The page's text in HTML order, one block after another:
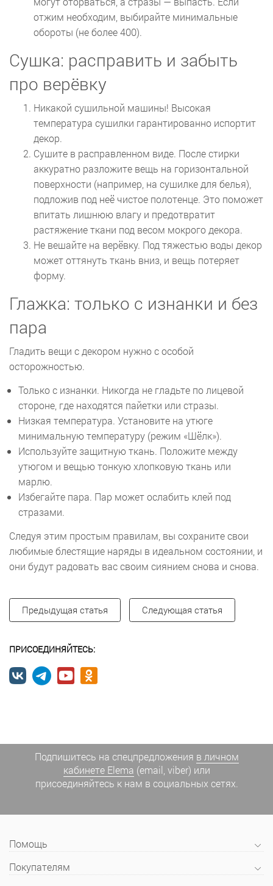
отжим необходим, выбирайте минимальные
обороты (не более 400).
Сушка: расправить и забыть
про верёвку
Никакой сушильной машины! Высокая
температура сушилки гарантированно испортит
декор.
Сушите в расправленном виде. После стирки
аккуратно разложите вещь на горизонтальной
поверхности (например, на сушилке для белья),
подложив под неё чистое полотенце. Это поможет
впитать лишнюю влагу и предотвратит
растяжение ткани под весом мокрого декора.
Не вешайте на верёвку. Под тяжестью воды декор
может оттянуть ткань вниз, и вещь потеряет
форму.
Глажка: только с изнанки и без
пара
Гладить вещи с декором нужно с особой
осторожностью.
Только с изнанки. Никогда не гладьте по лицевой
стороне, где находятся пайетки или стразы.
Низкая температура. Установите на утюге
минимальную температуру (режим «Шёлк»).
Используйте защитную ткань. Положите между
утюгом и вещью тонкую хлопковую ткань или
марлю.
Избегайте пара. Пар может ослабить клей под
стразами.
Следуя этим простым правилам, вы сохраните свои
любимые блестящие наряды в идеальном состоянии, и
они будут радовать вас своим сиянием снова и снова.
Предыдущая статья Следующая статья
ПРИСОЕДИНЯЙТЕСЬ:
Подпишитесь на спецпредложения в личном
кабинете Elema (email, viber) или
присоединяйтесь к нам в социальных сетях.
Помощь
Покупателям